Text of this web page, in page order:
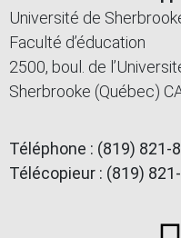
Université de
Faculté d’éducation
2500, boul. de
Sherbrooke (Québec)
Téléphone : (819) 821-
Télécopieur : (819)